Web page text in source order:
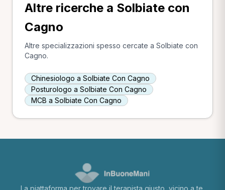
Altre ricerche a Solbiate con
Cagno
Altre specializzazioni spesso cercate a Solbiate con
Cagno.
Chinesiologo a Solbiate Con Cagno
Posturologo a Solbiate Con Cagno
MCB a Solbiate Con Cagno
La piattaforma per trovare il terapista giusto, vicino a te.